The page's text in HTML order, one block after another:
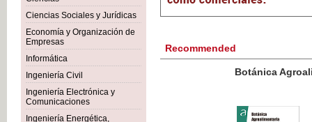
Ciencias Sociales y Jurídicas
Economía y Organización de
Empresas
Informática
Ingeniería Civil
Ingeniería Electrónica y
Comunicaciones
Ingeniería Energética,
Recommended
Botánica Agroalimentaria